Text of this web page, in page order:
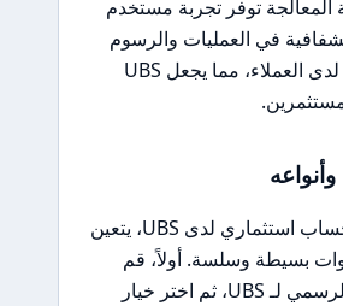
المعالجة توفر تجربة مستخدم
في العمليات والرسوم
في تعزيز الثقة لدى العملاء، مما يجعل UBS
للبدء في فتح حساب استثماري لدى UBS، يتعين
بسيطة وسلسة. أولاً، قم
بزيارة الموقع الرسمي لـ UBS، ثم اختر خيار